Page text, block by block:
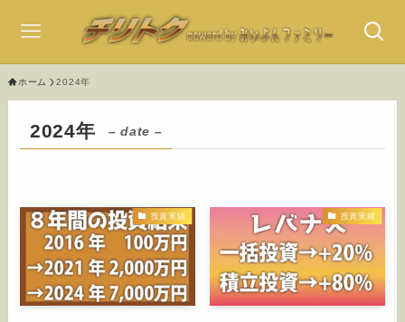
ホーム 2024年
2024年 – date –
投資実績 投資実績